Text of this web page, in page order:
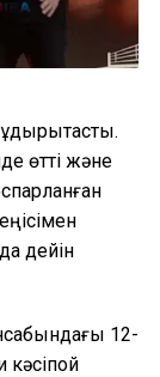
өтті және
дейін
12-